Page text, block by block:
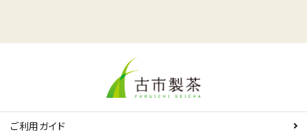
ご利用ガイド